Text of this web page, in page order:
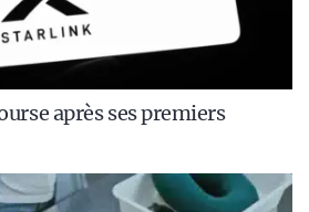
après ses premiers